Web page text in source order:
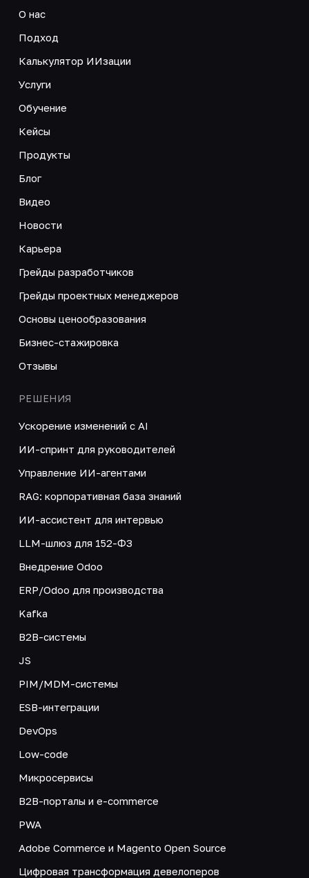
О нас
Подход
Калькулятор ИИзации
Услуги
Обучение
Кейсы
Продукты
Блог
Видео
Новости
Карьера
Грейды разработчиков
Грейды проектных менеджеров
Основы ценообразования
Бизнес-стажировка
Отзывы
РЕШЕНИЯ
Ускорение изменений с AI
ИИ-спринт для руководителей
Управление ИИ-агентами
RAG: корпоративная база знаний
ИИ-ассистент для интервью
LLM-шлюз для 152-ФЗ
Внедрение Odoo
ERP/Odoo для производства
Kafka
B2B-системы
JS
PIM/MDM-системы
ESB-интеграции
DevOps
Low-code
Микросервисы
B2B-порталы и e-commerce
PWA
Adobe Commerce и Magento Open Source
Цифровая трансформация девелоперов